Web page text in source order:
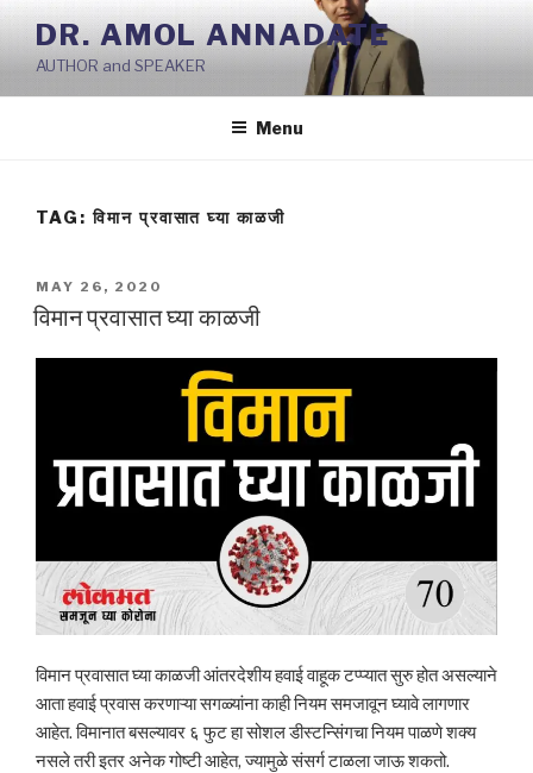
Skip
content
DR. AMOL ANNADATE
AUTHOR and SPEAKER
Menu
TAG:विमान प्रवासात घ्या काळजी
POSTED
ON
MAY 26, 2020
विमान प्रवासात घ्या काळजी
विमान प्रवासात घ्या काळजी आंतरदेशीय हवाई वाहूक टप्प्यात सुरु होत असल्याने
आता हवाई प्रवास करणाऱ्या सगळ्यांना काही नियम समजावून घ्यावे लागणार
आहेत. विमानात बसल्यावर ६ फुट हा सोशल डीस्टन्सिंगचा नियम पाळणे शक्य
नसले तरी इतर अनेक गोष्टी आहेत, ज्यामुळे संसर्ग टाळला जाऊ शकतो.